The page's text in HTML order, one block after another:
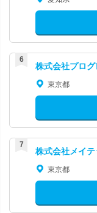
株式会社プログ
東京都
株式会社メイテ
東京都